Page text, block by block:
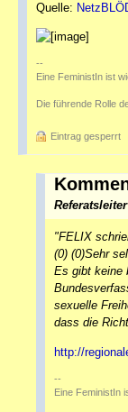
Quelle:
--
Eine FeministIn ist
Die führende Rolle
Eintrag gesperrt
"FELIX
(0) (0)Sehr
Es gibt keine
sexuelle
dass die
http://
--
Eine FeministIn